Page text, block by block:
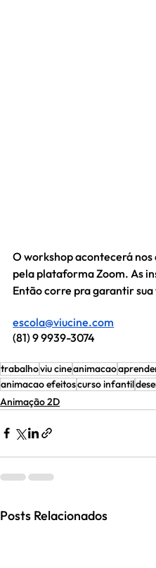
O workshop acontecerá nos
pela plataforma Zoom. As
Então corre pra garantir sua
escola@viucine.com
(81) 9 9939-3074
trabalhoviu cineanimacao
animacao efeitoscurso infantil
Animação 2D
Posts Relacionados